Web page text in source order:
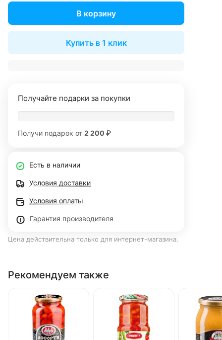
В корзину
Купить в 1 клик
Получайте подарки за покупки
Получи подарок от 2 200 ₽
Есть в наличии
Условия доставки
Условия оплаты
Гарантия производителя
Цена действительна только для интернет-магазина.
Рекомендуем также